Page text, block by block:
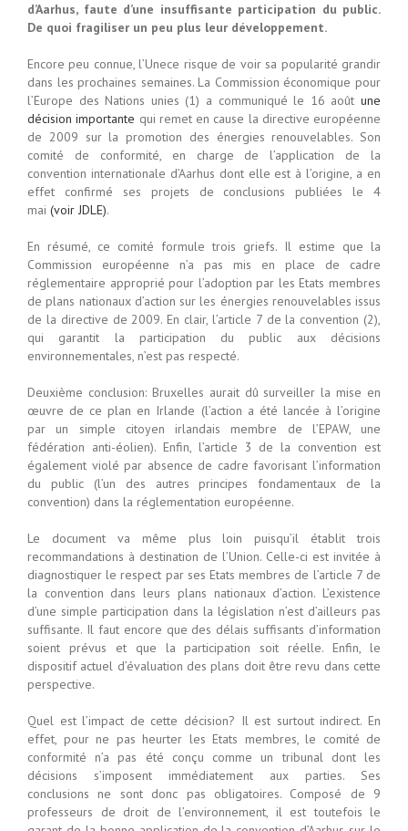
d’Aarhus, faute d’une insuffisante participation du public.
De quoi fragiliser un peu plus leur développement.
Encore peu connue, l’Unece risque de voir sa popularité grandir
dans les prochaines semaines. La Commission économique pour
l’Europe des Nations unies (1) a communiqué le 16 août une
décision importante qui remet en cause la directive européenne
de 2009 sur la promotion des énergies renouvelables. Son
comité de conformité, en charge de l’application de la
convention internationale d’Aarhus dont elle est à l’origine, a en
effet confirmé ses projets de conclusions publiées le 4
mai (voir JDLE).
En résumé, ce comité formule trois griefs. Il estime que la
Commission européenne n’a pas mis en place de cadre
réglementaire approprié pour l’adoption par les Etats membres
de plans nationaux d’action sur les énergies renouvelables issus
de la directive de 2009. En clair, l’article 7 de la convention (2),
qui garantit la participation du public aux décisions
environnementales, n’est pas respecté.
Deuxième conclusion: Bruxelles aurait dû surveiller la mise en
œuvre de ce plan en Irlande (l’action a été lancée à l’origine
par un simple citoyen irlandais membre de l’EPAW, une
fédération anti-éolien). Enfin, l’article 3 de la convention est
également violé par absence de cadre favorisant l’information
du public (l’un des autres principes fondamentaux de la
convention) dans la réglementation européenne.
Le document va même plus loin puisqu’il établit trois
recommandations à destination de l’Union. Celle-ci est invitée à
diagnostiquer le respect par ses Etats membres de l’article 7 de
la convention dans leurs plans nationaux d’action. L’existence
d’une simple participation dans la législation n’est d’ailleurs pas
suffisante. Il faut encore que des délais suffisants d’information
soient prévus et que la participation soit réelle. Enfin, le
dispositif actuel d’évaluation des plans doit être revu dans cette
perspective.
Quel est l’impact de cette décision? Il est surtout indirect. En
effet, pour ne pas heurter les Etats membres, le comité de
conformité n’a pas été conçu comme un tribunal dont les
décisions s’imposent immédiatement aux parties. Ses
conclusions ne sont donc pas obligatoires. Composé de 9
professeurs de droit de l’environnement, il est toutefois le